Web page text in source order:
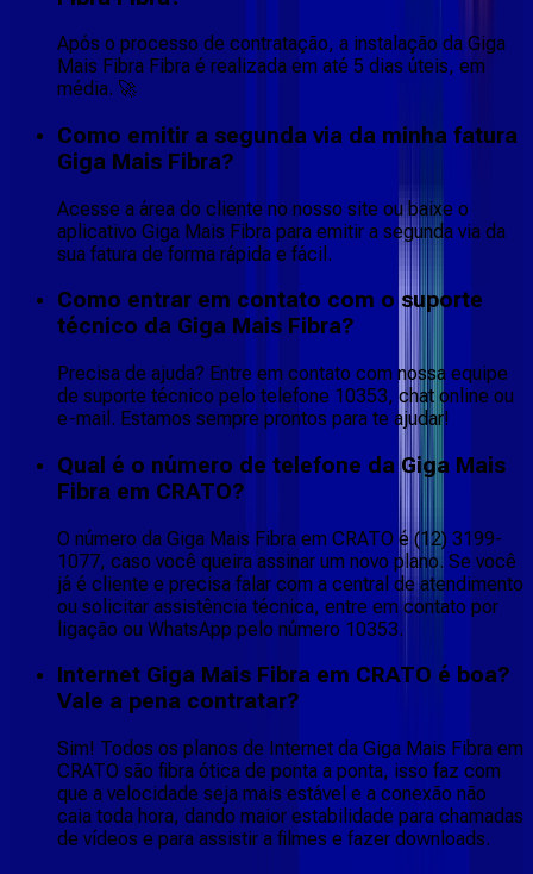
Após o processo de contratação, a instalação da Giga
Mais Fibra Fibra é realizada em até 5 dias úteis, em
média. 🚀
Como emitir a segunda via da minha fatura
Giga Mais Fibra?
Acesse a área do cliente no nosso site ou baixe o
aplicativo Giga Mais Fibra para emitir a segunda via da
sua fatura de forma rápida e fácil.
Como entrar em contato com o suporte
técnico da Giga Mais Fibra?
Precisa de ajuda? Entre em contato com nossa equipe
de suporte técnico pelo telefone 10353, chat online ou
e-mail. Estamos sempre prontos para te ajudar!
Qual é o número de telefone da Giga Mais
Fibra em CRATO?
O número da Giga Mais Fibra em CRATO é (12) 3199-
1077, caso você queira assinar um novo plano. Se você
já é cliente e precisa falar com a central de atendimento
ou solicitar assistência técnica, entre em contato por
ligação ou WhatsApp pelo número 10353.
Internet Giga Mais Fibra em CRATO é boa?
Vale a pena contratar?
Sim! Todos os planos de Internet da Giga Mais Fibra em
CRATO são fibra ótica de ponta a ponta, isso faz com
que a velocidade seja mais estável e a conexão não
caia toda hora, dando maior estabilidade para chamadas
de vídeos e para assistir a filmes e fazer downloads.